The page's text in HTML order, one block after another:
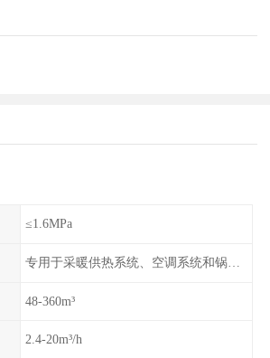
≤1.6MPa
专用于采暖供热系统、空调系统和锅炉的稳压补水
48-360m³
2.4-20m³/h